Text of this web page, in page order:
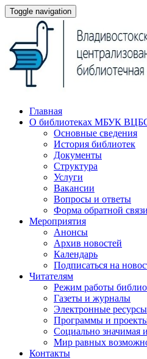
Toggle navigation
Главная
О библиотеках МБУК
Основные сведения
История библиотек
Документы
Структура
Услуги
Вакансии
Вопросы и ответы
Форма обратной связи
Мероприятия
Анонсы
Архив новостей
Календарь
Подписаться на
Читателям
Режим работы
Газеты и журналы
Электронные ресурсы
Программы и
Социально значимая
Мир равных
Контакты